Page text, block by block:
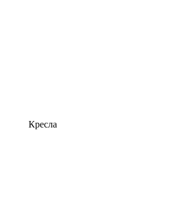
Кресла